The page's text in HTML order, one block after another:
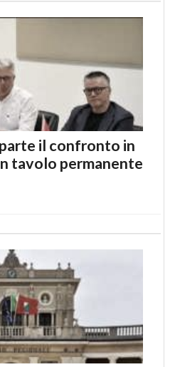
il confronto in
tavolo permanente